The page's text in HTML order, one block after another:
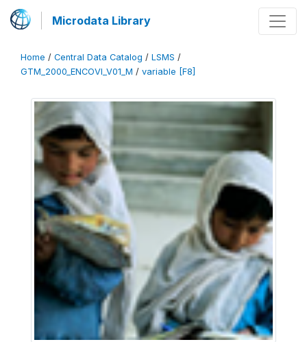
Microdata Library
Home / Central Data Catalog / LSMS /
GTM_2000_ENCOVI_V01_M / variable [F8]